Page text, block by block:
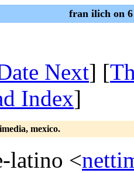
fran ilich on 6
Next] [
Index]
mexico.
latino <